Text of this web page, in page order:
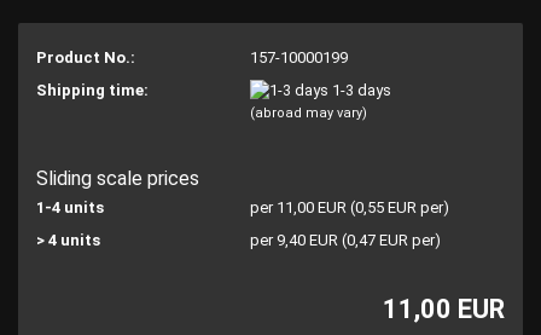
Product No.:
157-10000199
Shipping time:
1-3 days
(abroad may vary)
Sliding scale prices
1-4 units
per 11,00 EUR (0,55 EUR per)
> 4 units
per 9,40 EUR (0,47 EUR per)
11,00 EUR